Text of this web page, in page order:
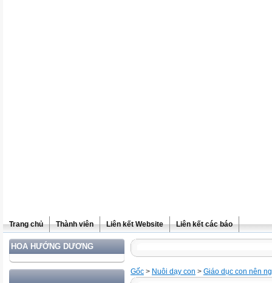
Trang chủ Thành viên Liên kết Website Liên kết các báo
HOA HƯỚNG DƯƠNG
Gốc > Nuôi dạy con > Giáo dục con nên